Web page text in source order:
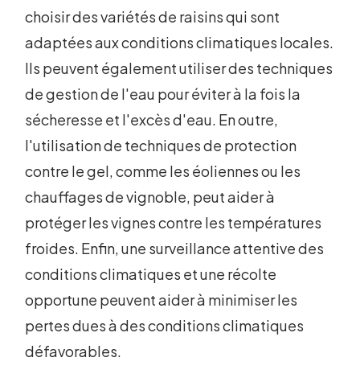
choisir des variétés de raisins qui sont
adaptées aux conditions climatiques locales.
Ils peuvent également utiliser des techniques
de gestion de l'eau pour éviter à la fois la
sécheresse et l'excès d'eau. En outre,
l'utilisation de techniques de protection
contre le gel, comme les éoliennes ou les
chauffages de vignoble, peut aider à
protéger les vignes contre les températures
froides. Enfin, une surveillance attentive des
conditions climatiques et une récolte
opportune peuvent aider à minimiser les
pertes dues à des conditions climatiques
défavorables.